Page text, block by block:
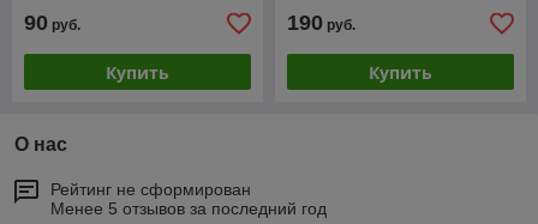
90 руб.
Купить
190 руб.
Купить
О нас
Рейтинг не сформирован
Менее 5 отзывов за последний год